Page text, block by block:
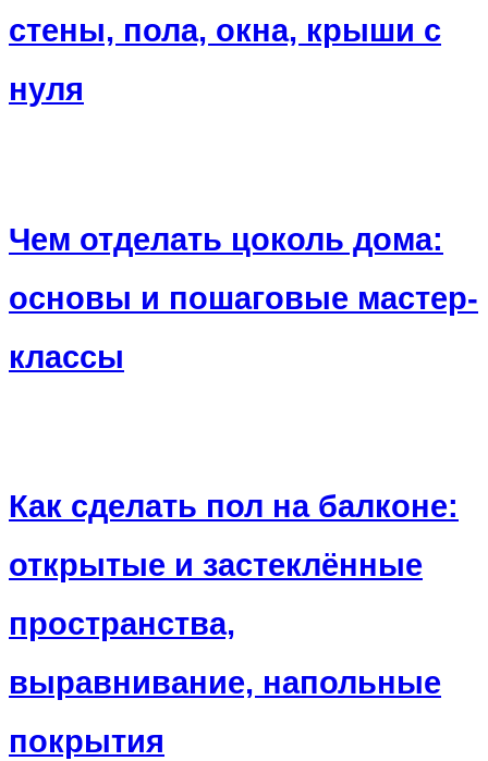
стены, пола, окна, крыши с
нуля
Чем отделать цоколь дома:
основы и пошаговые мастер-
классы
Как сделать пол на балконе:
открытые и застеклённые
пространства,
выравнивание, напольные
покрытия